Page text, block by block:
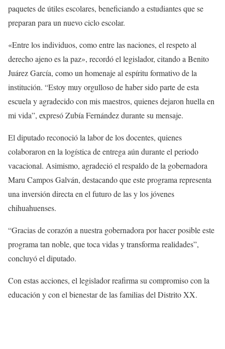
paquetes de útiles escolares, beneficiando a estudiantes que se
preparan para un nuevo ciclo escolar.
«Entre los individuos, como entre las naciones, el respeto al
derecho ajeno es la paz», recordó el legislador, citando a Benito
Juárez García, como un homenaje al espíritu formativo de la
institución. “Estoy muy orgulloso de haber sido parte de esta
escuela y agradecido con mis maestros, quienes dejaron huella en
mi vida”, expresó Zubía Fernández durante su mensaje.
El diputado reconoció la labor de los docentes, quienes
colaboraron en la logística de entrega aún durante el periodo
vacacional. Asimismo, agradeció el respaldo de la gobernadora
Maru Campos Galván, destacando que este programa representa
una inversión directa en el futuro de las y los jóvenes
chihuahuenses.
“Gracias de corazón a nuestra gobernadora por hacer posible este
programa tan noble, que toca vidas y transforma realidades”,
concluyó el diputado.
Con estas acciones, el legislador reafirma su compromiso con la
educación y con el bienestar de las familias del Distrito XX.